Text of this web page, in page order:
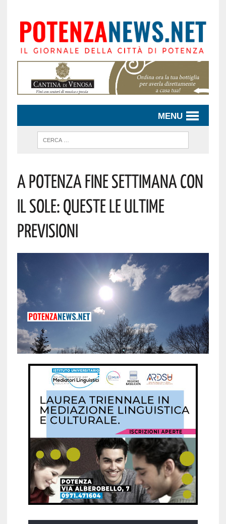
MENU
A Potenza Fine Settimana Con
Il Sole: Queste Le Ultime
Previsioni